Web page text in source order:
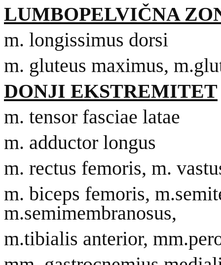
LUMBOPELVIČNA
m. longissimus dorsi
m. gluteus maximus,
DONJI EKSTREMITET
m. tensor fasciae latae
m. adductor longus
m. rectus femoris, m.
m. biceps femoris,
m.semimembranosus,
m.tibialis anterior,